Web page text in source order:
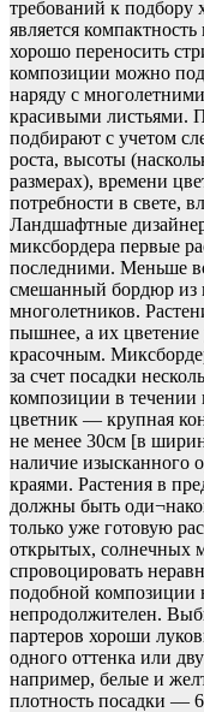
требований к подбору
является
хорошо переносить
композиции можно
наряду с
красивыми листьями.
подбирают с учетом
роста, высоты
размерах), времени
потребности в свете,
Ландшафтные
миксбордера первые
последними. Меньше
смешанный бордюр из
многолетников.
пышнее, а их цветение
красочным.
за счет посадки
композиции в течении
цветник — крупная
не менее 30см [в
наличие изысканного
краями. Растения в
должны быть
только уже готовую
открытых, солнечных
спровоцировать
подобной композиции
непродолжителен.
партеров хороши
одного оттенка или
например, белые и
плотность посадки —